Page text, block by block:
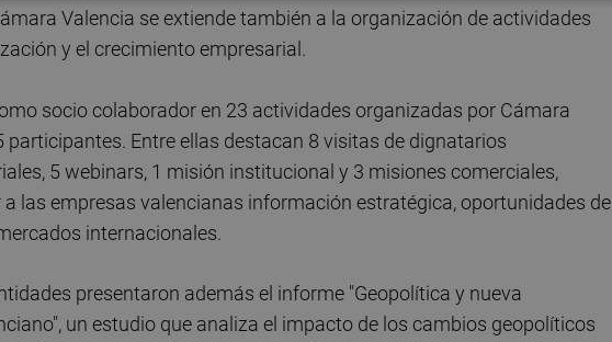
Valencia se extiende también a la organización de actividades
y el crecimiento empresarial.
socio colaborador en 23 actividades organizadas por Cámara
participantes. Entre ellas destacan 8 visitas de dignatarios
5 webinars, 1 misión institucional y 3 misiones comerciales,
las empresas valencianas información estratégica, oportunidades de
internacionales.
presentaron además el informe "Geopolítica y nueva
un estudio que analiza el impacto de los cambios geopolíticos